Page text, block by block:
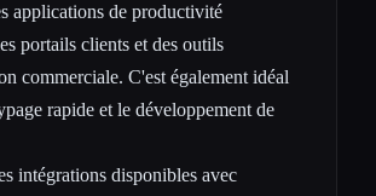
applications de productivité
portails clients et des outils
commerciale. C'est également idéal
rapide et le développement de
intégrations disponibles avec